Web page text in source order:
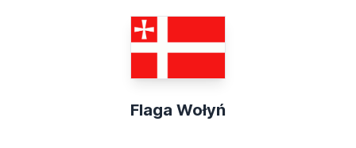
Flaga Wołyń